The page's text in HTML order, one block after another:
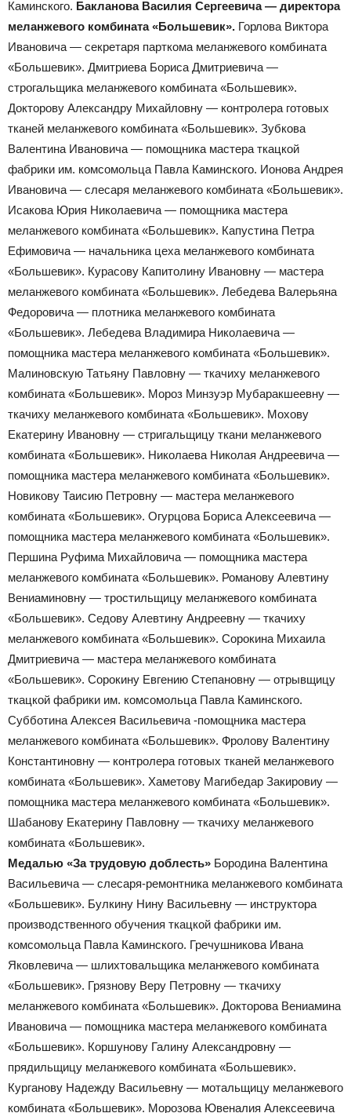
Каминского. Бакланова Василия Сергеевича — директора
меланжевого комбината «Большевик». Горлова Виктора
Ивановича — секретаря парткома меланжевого комбината
«Большевик». Дмитриева Бориса Дмитриевича —
строгальщика меланжевого комбината «Большевик».
Докторову Александру Михайловну — контролера готовых
тканей меланжевого комбината «Большевик». Зубкова
Валентина Ивановича — помощника мастера ткацкой
фабрики им. комсомольца Павла Каминского. Ионова Андрея
Ивановича — слесаря меланжевого комбината «Большевик».
Исакова Юрия Николаевича — помощника мастера
меланжевого комбината «Большевик». Капустина Петра
Ефимовича — начальника цеха меланжевого комбината
«Большевик». Курасову Капитолину Ивановну — мастера
меланжевого комбината «Большевик». Лебедева Валерьяна
Федоровича — плотника меланжевого комбината
«Большевик». Лебедева Владимира Николаевича —
помощника мастера меланжевого комбината «Большевик».
Малиновскую Татьяну Павловну — ткачиху меланжевого
комбината «Большевик». Мороз Минзуэр Мубаракшеевну —
ткачиху меланжевого комбината «Большевик». Мохову
Екатерину Ивановну — стригальщицу ткани меланжевого
комбината «Большевик». Николаева Николая Андреевича —
помощника мастера меланжевого комбината «Большевик».
Новикову Таисию Петровну — мастера меланжевого
комбината «Большевик». Огурцова Бориса Алексеевича —
помощника мастера меланжевого комбината «Большевик».
Першина Руфима Михайловича — помощника мастера
меланжевого комбината «Большевик». Романову Алевтину
Вениаминовну — тростильщицу меланжевого комбината
«Большевик». Седову Алевтину Андреевну — ткачиху
меланжевого комбината «Большевик». Сорокина Михаила
Дмитриевича — мастера меланжевого комбината
«Большевик». Сорокину Евгению Степановну — отрывщицу
ткацкой фабрики им. комсомольца Павла Каминского.
Субботина Алексея Васильевича -помощника мастера
меланжевого комбината «Большевик». Фролову Валентину
Константиновну — контролера готовых тканей меланжевого
комбината «Большевик». Хаметову Магибедар Закировиу —
помощника мастера меланжевого комбината «Большевик».
Шабанову Екатерину Павловну — ткачиху меланжевого
комбината «Большевик».
Медалью «За трудовую доблесть» Бородина Валентина
Васильевича — слесаря-ремонтника меланжевого комбината
«Большевик». Булкину Нину Васильевну — инструктора
производственного обучения ткацкой фабрики им.
комсомольца Павла Каминского. Гречушникова Ивана
Яковлевича — шлихтовальщика меланжевого комбината
«Большевик». Грязнову Веру Петровну — ткачиху
меланжевого комбината «Большевик». Докторова Вениамина
Ивановича — помощника мастера меланжевого комбината
«Большевик». Коршунову Галину Александровну —
прядильщицу меланжевого комбината «Большевик».
Курганову Надежду Васильевну — мотальщицу меланжевого
комбината «Большевик». Морозова Ювеналия Алексеевича